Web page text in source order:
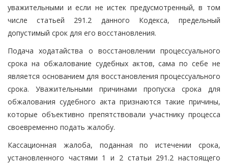
уважительными и если не истек предусмотренный, в том
числе статьей 291.2 данного Кодекса, предельный
допустимый срок для его восстановления.
Подача ходатайства о восстановлении процессуального
срока на обжалование судебных актов, сама по себе не
является основанием для восстановления процессуального
срока. Уважительными причинами пропуска срока для
обжалования судебного акта признаются такие причины,
которые объективно препятствовали участнику процесса
своевременно подать жалобу.
Кассационная жалоба, поданная по истечении срока,
установленного частями 1 и 2 статьи 291.2 настоящего